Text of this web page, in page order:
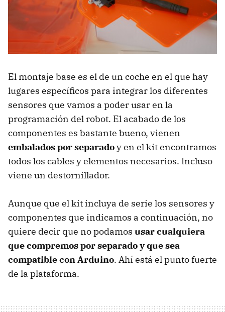
El montaje base es el de un coche en el que hay
lugares específicos para integrar los diferentes
sensores que vamos a poder usar en la
programación del robot. El acabado de los
componentes es bastante bueno, vienen
embalados por separadoy en el kit encontramos
todos los cables y elementos necesarios. Incluso
viene un destornillador.
Aunque que el kit incluya de serie los sensores y
componentes que indicamos a continuación, no
quiere decir que no podamos usar cualquiera
que compremos por separado y que sea
compatible con Arduino. Ahí está el punto fuerte
de la plataforma.